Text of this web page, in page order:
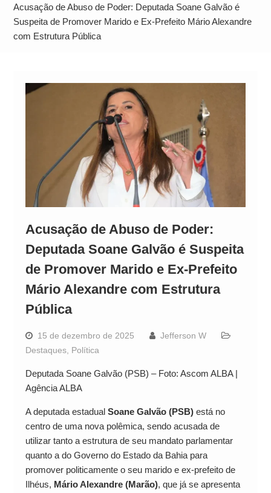
Alto
Acusação de Abuso de Poder: Deputada Soane Galvão é
Suspeita de Promover Marido e Ex-Prefeito Mário Alexandre
com Estrutura Pública
Acusação de Abuso de Poder:
Deputada Soane Galvão é Suspeita
de Promover Marido e Ex-Prefeito
Mário Alexandre com Estrutura
Pública
15 de dezembro de 2025
Jefferson W
Destaques, Política
Deputada Soane Galvão (PSB) – Foto: Ascom ALBA |
Agência ALBA
A deputada estadual Soane Galvão (PSB)está no
centro de uma nova polêmica, sendo acusada de
utilizar tanto a estrutura de seu mandato parlamentar
quanto a do Governo do Estado da Bahia para
promover politicamente o seu marido e ex-prefeito de
Ilhéus, Mário Alexandre (Marão), que já se apresenta